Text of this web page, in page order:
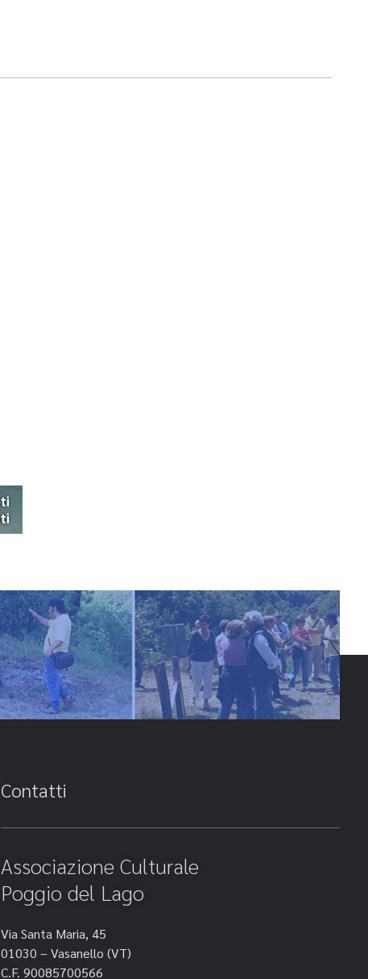
Contatti
Associazione Culturale
Poggio del Lago
Via Santa Maria, 45
01030 – Vasanello (VT)
C.F. 90085700566